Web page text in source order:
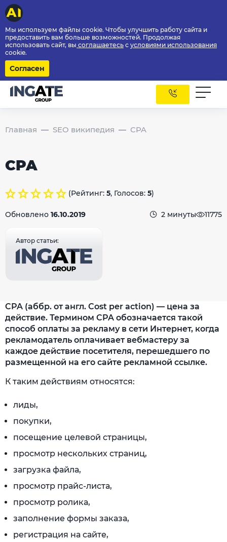
Мы используем файлы cookie. Чтобы улучшить работу сайта и
предоставить вам больше возможностей. Продолжая
использовать сайт, вы соглашаетесь с условиями использования
cookie.
Согласен
Главная SEO википедия CPA
CPA
(Рейтинг: 5, Голосов: 5)
Обновлено 16.10.2019 2 минуты 11775
Автор статьи:
CPA (аббр. от англ. Cost per action) — цена за
действие. Термином CPA обозначается такой
способ оплаты за рекламу в сети Интернет, когда
рекламодатель оплачивает вебмастеру за
каждое действие посетителя, перешедшего по
размещенной на его сайте рекламной ссылке.
К таким действиям относятся:
лиды,
покупки,
посещение целевой страницы,
просмотр нескольких страниц,
загрузка файла,
просмотр прайс-листа,
просмотр ролика,
заполнение формы заказа,
регистрация на сайте,